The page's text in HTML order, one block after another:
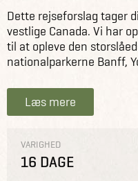
Dette rejseforslag tager
vestlige Canada. Vi har
til at opleve den
nationalparkerne Banff,
Læs mere
VARIGHED
16 DAGE